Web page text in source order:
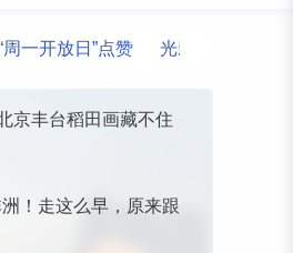
日”点赞 光影版乾隆花园邀观众
京丰台稻田画藏不住
！走这么早，原来跟